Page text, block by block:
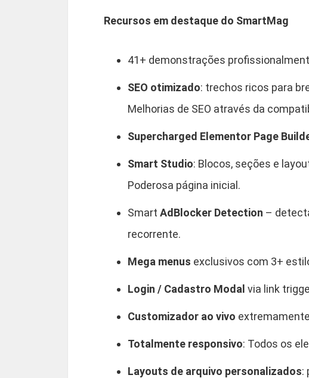
Recursos em destaque do SmartMag
41+ demonstrações
SEO otimizado: trechos ricos para
Melhorias de SEO através da
Supercharged Elementor Page
Smart Studio: Blocos, seções e
Poderosa página inicial.
Smart AdBlocker Detection –
recorrente.
Mega menus exclusivos com 3+
Login / Cadastro Modal via link
Customizador ao vivo
Totalmente responsivo: Todos os
Layouts de arquivo personalizados: